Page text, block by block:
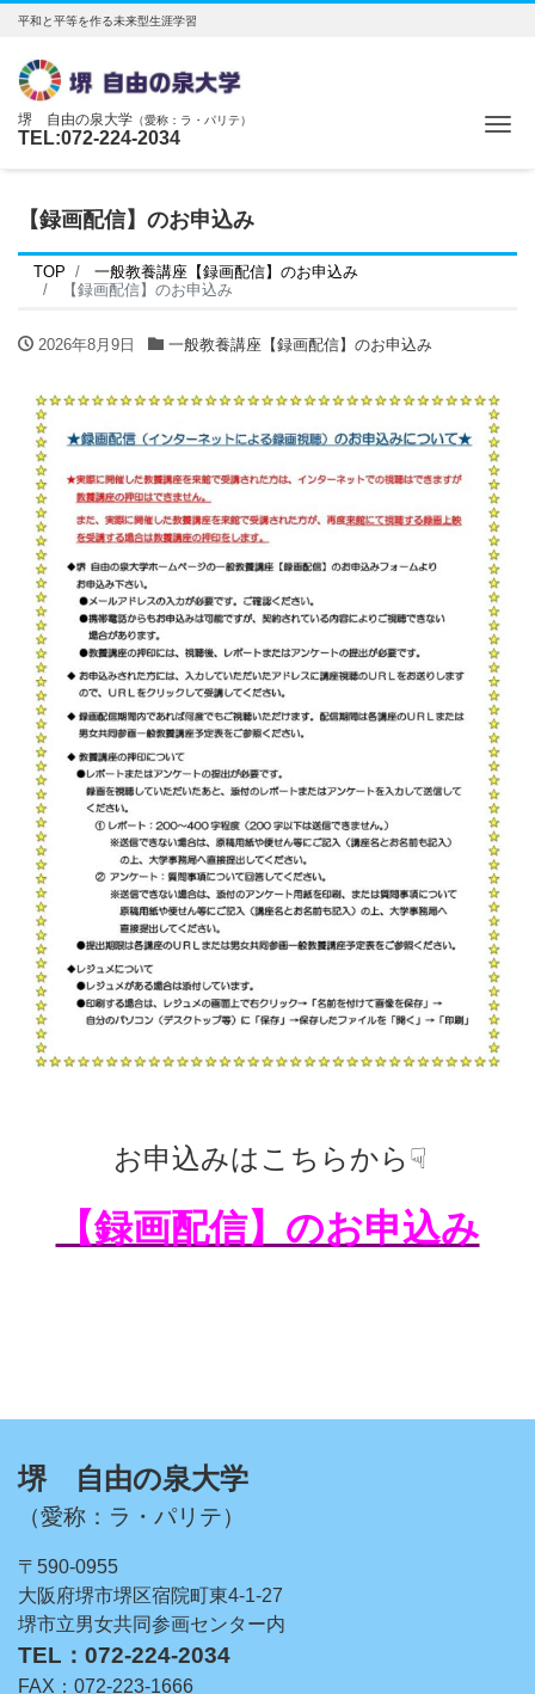
平和と平等を作る未来型生涯学習
堺 自由の泉大学 （愛称：ラ・パリテ）
TEL:072-224-2034
【録画配信】のお申込み
TOP
一般教養講座【録画配信】のお申込み
【録画配信】のお申込み
2026年8月9日 一般教養講座【録画配信】のお申込み
お申込みはこちらから☟
【録画配信】のお申込み
堺 自由の泉大学
（愛称：ラ・パリテ）
〒590-0955
大阪府堺市堺区宿院町東4-1-27
堺市立男女共同参画センター内
TEL：072-224-2034
FAX：072-223-1666